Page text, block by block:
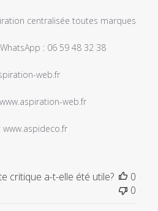
centralisée toutes marques
: 06 59 48 32 38
web.fr
web.fr
critique a-t-elle été utile?
0
0